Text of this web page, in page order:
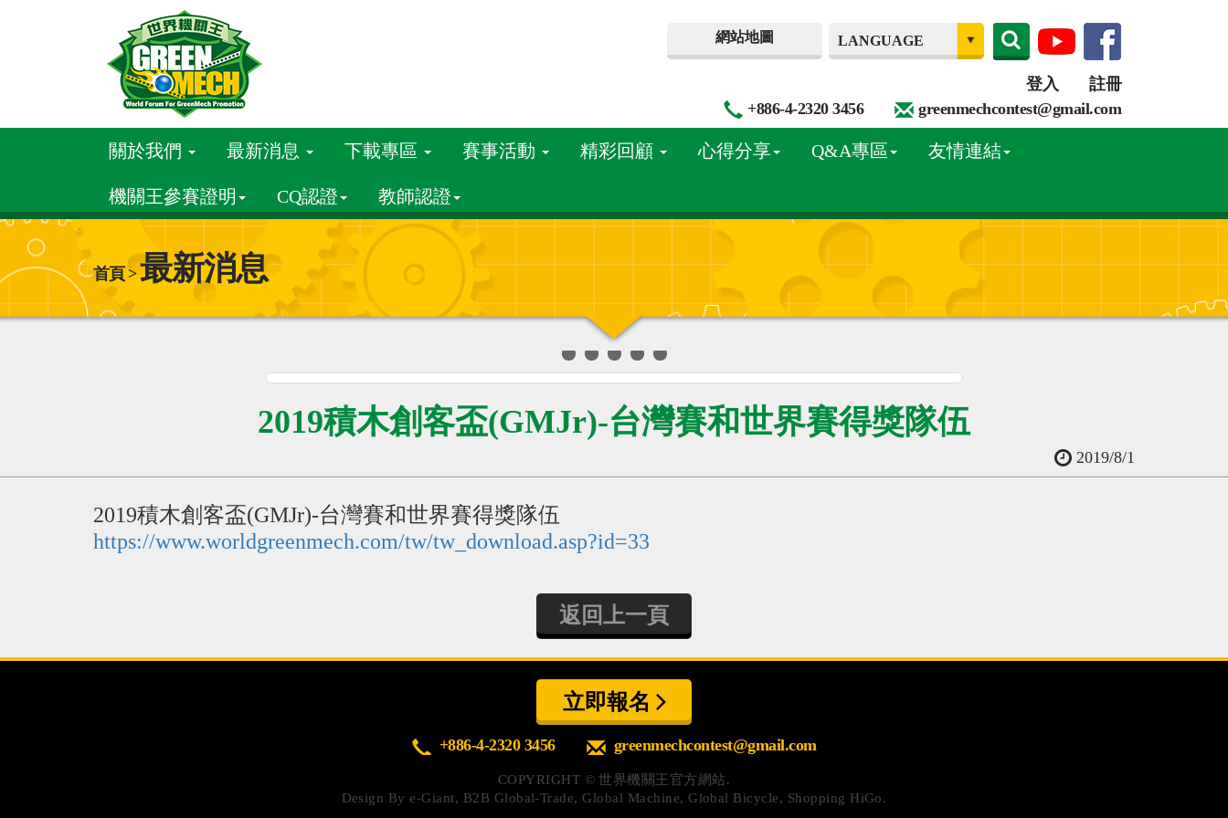
網站地圖
登入
註冊
+886-4-2320 3456
greenmechcontest@gmail.com
關於我們 最新消息 下載專區 賽事活動 精彩回顧 心得分享 Q&A專區 友情連結
機關王參賽證明 CQ認證 教師認證
首頁 >最新消息
2019積木創客盃(GMJr)-台灣賽和世界賽得獎隊伍
2019/8/1
2019積木創客盃(GMJr)-台灣賽和世界賽得獎隊伍
https://www.worldgreenmech.com/tw/tw_download.asp?id=33
返回上一頁
立即報名
+886-4-2320 3456 greenmechcontest@gmail.com
COPYRIGHT ©世界機關王官方網站.
Design Bye-Giant, B2B Global-Trade,Global Machine,Global Bicycle, Shopping HiGo.